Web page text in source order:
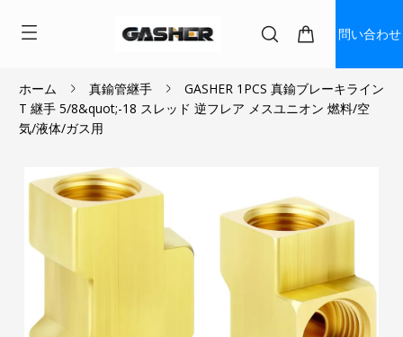
問い合わせ
ホーム 真鍮管継手
GASHER 1PCS 真鍮ブレーキライン
T 継手 5/8&quot;-18 スレッド 逆フレア メスユニオン 燃料/空
気/液体/ガス用
$6.50 $5.85